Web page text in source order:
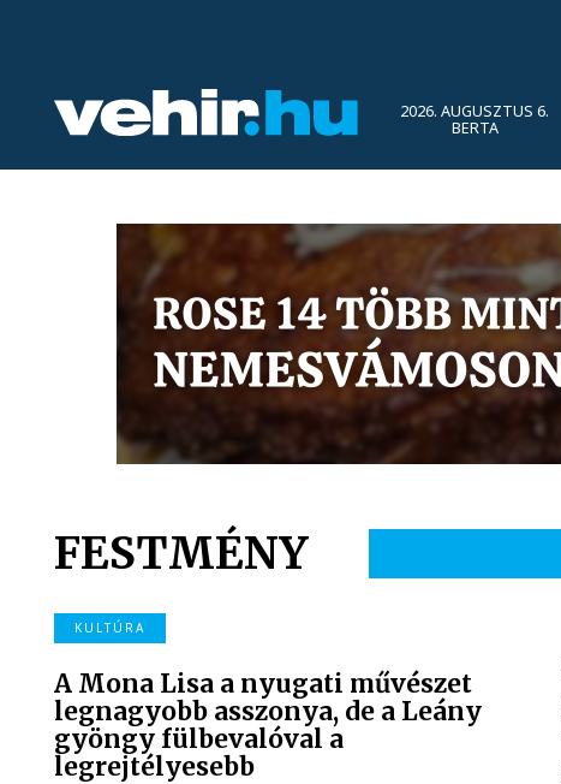
2026. AUGUSZTUS 6.
BERTA
FESTMÉNY
KULTÚRA
A Mona Lisa a nyugati művészet
legnagyobb asszonya, de a Leány
gyöngy fülbevalóval a
legrejtélyesebb